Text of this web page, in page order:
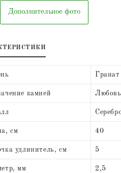
Дополнительное фото
Гранат
камней
см 40
удлинитель, см 5
мм 2,5